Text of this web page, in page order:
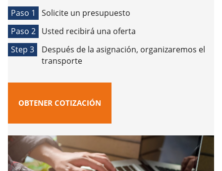
Paso 1
Solicite un presupuesto
Paso 2 Usted recibirá una oferta
Step 3
Después de la asignación, organizaremos el
transporte
OBTENER COTIZACIÓN